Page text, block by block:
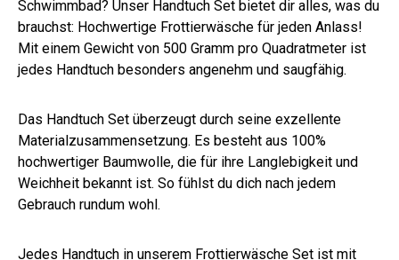
Schwimmbad? Unser Handtuch Set bietet dir alles, was du
brauchst: Hochwertige Frottierwäsche für jeden Anlass!
Mit einem Gewicht von 500 Gramm pro Quadratmeter ist
jedes Handtuch besonders angenehm und saugfähig.
Das Handtuch Set überzeugt durch seine exzellente
Materialzusammensetzung. Es besteht aus 100%
hochwertiger Baumwolle, die für ihre Langlebigkeit und
Weichheit bekannt ist. So fühlst du dich nach jedem
Gebrauch rundum wohl.
Jedes Handtuch in unserem Frottierwäsche Set ist mit